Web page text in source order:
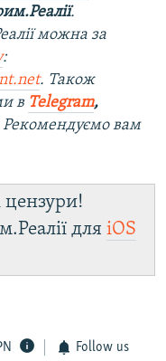
.
можна за
:
. Також
в Telegram,
комендуємо вам
цензури!
для iOS
Follow us